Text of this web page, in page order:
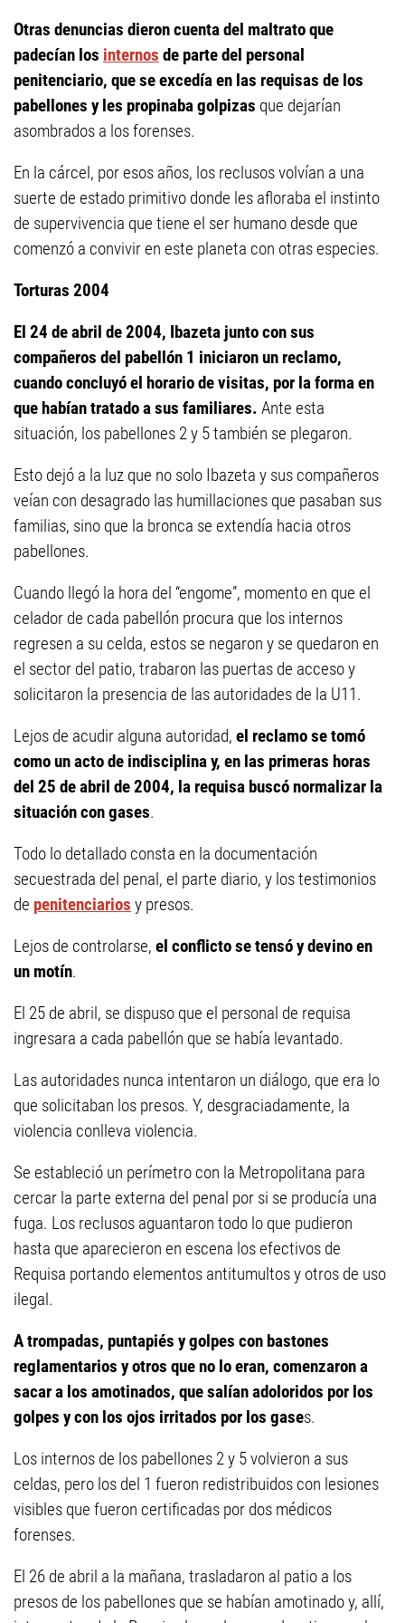
Otras denuncias dieron cuenta del maltrato que
padecían los internos de parte del personal
penitenciario, que se excedía en las requisas de los
pabellones y les propinaba golpizas que dejarían
asombrados a los forenses.
En la cárcel, por esos años, los reclusos volvían a una
suerte de estado primitivo donde les afloraba el instinto
de supervivencia que tiene el ser humano desde que
comenzó a convivir en este planeta con otras especies.
Torturas 2004
El 24 de abril de 2004, Ibazeta junto con sus
compañeros del pabellón 1 iniciaron un reclamo,
cuando concluyó el horario de visitas, por la forma en
que habían tratado a sus familiares. Ante esta
situación, los pabellones 2 y 5 también se plegaron.
Esto dejó a la luz que no solo Ibazeta y sus compañeros
veían con desagrado las humillaciones que pasaban sus
familias, sino que la bronca se extendía hacia otros
pabellones.
Cuando llegó la hora del “engome”, momento en que el
celador de cada pabellón procura que los internos
regresen a su celda, estos se negaron y se quedaron en
el sector del patio, trabaron las puertas de acceso y
solicitaron la presencia de las autoridades de la U11.
Lejos de acudir alguna autoridad, el reclamo se tomó
como un acto de indisciplina y, en las primeras horas
del 25 de abril de 2004, la requisa buscó normalizar la
situación con gases.
Todo lo detallado consta en la documentación
secuestrada del penal, el parte diario, y los testimonios
de penitenciarios y presos.
Lejos de controlarse, el conflicto se tensó y devino en
un motín.
El 25 de abril, se dispuso que el personal de requisa
ingresara a cada pabellón que se había levantado.
Las autoridades nunca intentaron un diálogo, que era lo
que solicitaban los presos. Y, desgraciadamente, la
violencia conlleva violencia.
Se estableció un perímetro con la Metropolitana para
cercar la parte externa del penal por si se producía una
fuga. Los reclusos aguantaron todo lo que pudieron
hasta que aparecieron en escena los efectivos de
Requisa portando elementos antitumultos y otros de uso
ilegal.
A trompadas, puntapiés y golpes con bastones
reglamentarios y otros que no lo eran, comenzaron a
sacar a los amotinados, que salían adoloridos por los
golpes y con los ojos irritados por los gases.
Los internos de los pabellones 2 y 5 volvieron a sus
celdas, pero los del 1 fueron redistribuidos con lesiones
visibles que fueron certificadas por dos médicos
forenses.
El 26 de abril a la mañana, trasladaron al patio a los
presos de los pabellones que se habían amotinado y, allí,